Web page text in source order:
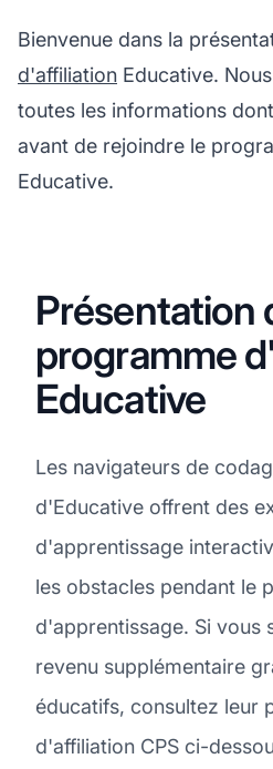
Bienvenue dans la
d'affiliation Educative.
toutes les informations
avant de rejoindre le
Educative.
Présentation
programme
Educative
Les navigateurs de
d'Educative offrent des
d'apprentissage
les obstacles pendant le
d'apprentissage. Si vous
revenu supplémentaire
éducatifs, consultez leur
d'affiliation CPS ci-